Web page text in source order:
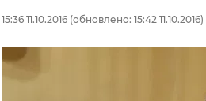
15:36 11.10.2016 (обновлено: 15:42 11.10.2016)